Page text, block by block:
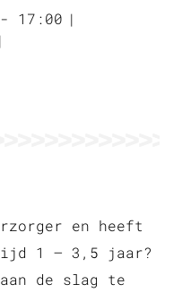
17:00
en heeft
1 – 3,5 jaar?
de slag te